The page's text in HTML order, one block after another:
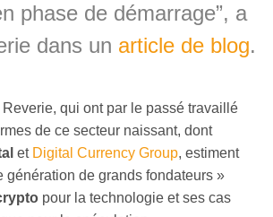
phase de démarrage”, a
dans un article de blog.
Reverie, qui ont par le passé travaillé
de ce secteur naissant, dont
et Digital Currency Group, estiment
génération de grands fondateurs »
pour la technologie et ses cas